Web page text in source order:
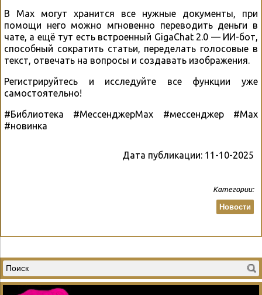
В Max могут хранится все нужные документы, при
помощи него можно мгновенно переводить деньги в
чате, а ещё тут есть встроенный GigaChat 2.0 — ИИ-бот,
способный сократить статьи, переделать голосовые в
текст, отвечать на вопросы и создавать изображения.
Регистрируйтесь и исследуйте все функции уже
самостоятельно!
#Библиотека #МессенджерMax #мессенджер #Max
#новинка
Дата публикации: 11-10-2025
Категории:
Новости